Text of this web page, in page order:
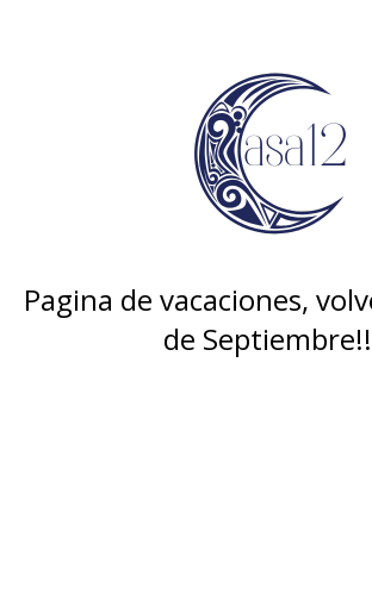
Pagina de vacaciones,
de Septiembre!!